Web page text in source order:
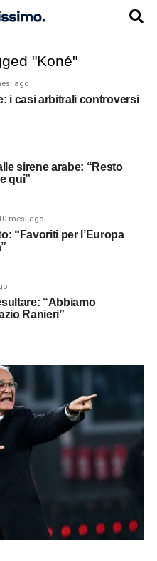
"Koné"
ago
i casi arbitrali controversi
sirene arabe: “Resto
qui”
mesi ago
“Favoriti per l’Europa
“Abbiamo
Ranieri”